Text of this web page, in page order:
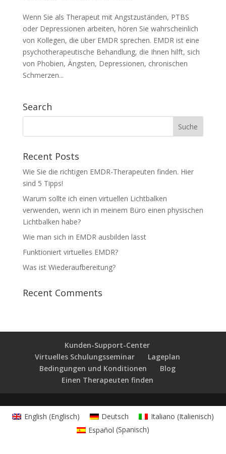
Wenn Sie als Therapeut mit Angstzuständen, PTBS
oder Depressionen arbeiten, hören Sie wahrscheinlich
von Kollegen, die über EMDR sprechen. EMDR ist eine
psychotherapeutische Behandlung, die Ihnen hilft, sich
von Phobien, Ängsten, Depressionen, chronischen
Schmerzen...
Search
Recent Posts
Wie Sie die richtigen EMDR-Therapeuten finden. Hier
sind 5 Tipps!
Warum sollte ich einen virtuellen Lichtbalken
verwenden, wenn ich in meinem Büro einen physischen
Lichtbalken habe?
Wie man sich in EMDR ausbilden lässt
Funktioniert virtuelles EMDR?
Was ist Wiederaufbereitung?
Recent Comments
Kunden-Support-Center
Virtuelles Schulungsseminar
Lageplan
Bedingungen und Konditionen
Blog
Einen Therapeuten finden
English (Englisch) Deutsch Italiano (Italienisch)
Español (Spanisch)